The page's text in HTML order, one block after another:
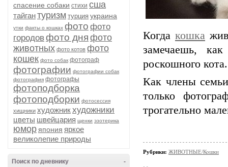
спасение собаки стихи сша
тайгантуризм турция украина
утки факты о кошках фото фото
городовфото дня фото
животных фото котов фото
кошек фото собак фотограф
фотографии фотографии собак
фотография фотографы
фотоподборка
фотоподборки фотосессия
хищники художникхудожники
цветы швейцария щенки эзотерика
юмор япония яркое
великолепие природы
-
Поиск по дневнику
Когда кошка
замечаешь,
роскошного
Как члены
только
трогательно
Рубрики: ЖИВОТНЫЕ/Кошки